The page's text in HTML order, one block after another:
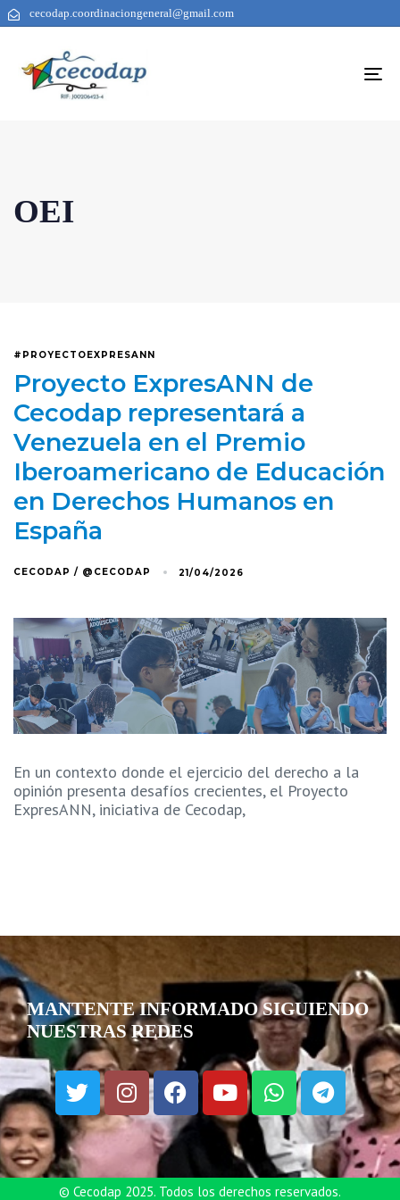
cecodap.coordinaciongeneral@gmail.com
OEI
#PROYECTOEXPRESANN
Proyecto ExpresANN de
Cecodap representará a
Venezuela en el Premio
Iberoamericano de Educación
en Derechos Humanos en
España
CECODAP / @CECODAP 21/04/2026
En un contexto donde el ejercicio del derecho a la
opinión presenta desafíos crecientes, el Proyecto
ExpresANN, iniciativa de Cecodap,
MANTENTE INFORMADO SIGUIENDO
NUESTRAS REDES
© Cecodap 2025. Todos los derechos reservados.